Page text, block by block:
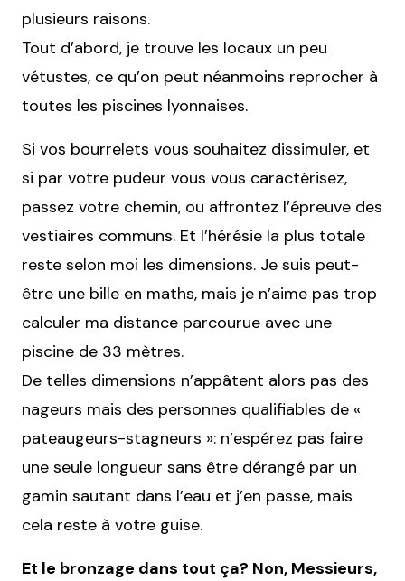
plusieurs raisons.
Tout d’abord, je trouve les locaux un peu
vétustes, ce qu’on peut néanmoins reprocher à
toutes les piscines lyonnaises.
Si vos bourrelets vous souhaitez dissimuler, et
si par votre pudeur vous vous caractérisez,
passez votre chemin, ou affrontez l’épreuve des
vestiaires communs. Et l’hérésie la plus totale
reste selon moi les dimensions. Je suis peut-
être une bille en maths, mais je n’aime pas trop
calculer ma distance parcourue avec une
piscine de 33 mètres.
De telles dimensions n’appâtent alors pas des
nageurs mais des personnes qualifiables de «
pateaugeurs-stagneurs »: n’espérez pas faire
une seule longueur sans être dérangé par un
gamin sautant dans l’eau et j’en passe, mais
cela reste à votre guise.
Et le bronzage dans tout ça? Non, Messieurs,